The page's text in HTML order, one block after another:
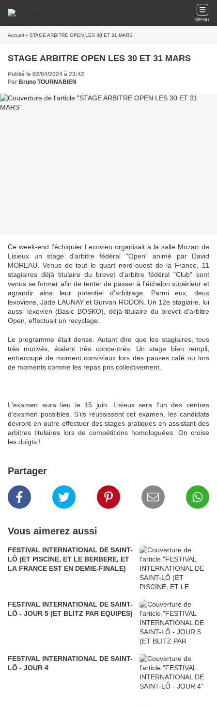
MENU
Accueil » STAGE ARBITRE OPEN LES 30 ET 31 MARS
STAGE ARBITRE OPEN LES 30 ET 31 MARS
Publié le 02/04/2024 à 23:42
Par Bruno TOURNABIEN
Ce week-end l'échiquier Lexovien organisait à la salle Mozart de
Lisieux un stage d'arbitre fédéral "Open" animé par David
MOREAU. Venus de tout le quart nord-ouest de la France, 11
stagiaires déjà titulaire du brevet d'arbitre fédéral "Club" sont
venus se former afin de tenter de passer à l'échelon supérieur et
agrandir ainsi leur potentiel d'arbitrage. Parmi eux, deux
lexoviens, Jade LAUNAY et Gurvan RODON. Un 12e stagiaire, lui
aussi lexovien (Basic BOSKO), déjà titulaire du brevet d'arbitre
Open, effectuait un recyclage.
Le programme était dense. Autant dire que les stagiaires, tous
très motivés, étaient très concentrés. Un stage bien rempli,
entrecoupé de moment conviviaux lors des pauses café ou lors
de moments comme les repas pris collectivement.
L'examen aura lieu le 15 juin. Lisieux sera l'un des centres
d'examen possibles. S'ils réussissent cet examen, les candidats
devront en outre effectuer des stages pratiques en assistant des
arbitres titulaires lors de compétitions homologuées. On croise
les doigts !
Partager
Vous aimerez aussi
FESTIVAL INTERNATIONAL DE SAINT-
LÔ (ET PISCINE, ET LE BERBERE, ET
LA FRANCE EST EN DEMIE-FINALE)
FESTIVAL INTERNATIONAL DE SAINT-
LÔ - JOUR 5 (ET BLITZ PAR EQUIPES)
FESTIVAL INTERNATIONAL DE SAINT-
LÔ - JOUR 4